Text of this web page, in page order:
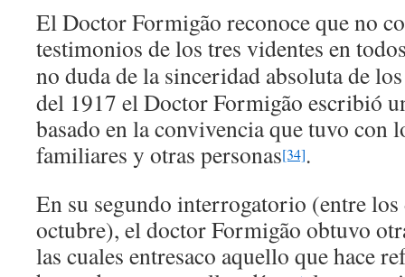
El Doctor Formigão reconoce que no
testimonios de los tres videntes en
no duda de la sinceridad absoluta de
del 1917 el Doctor Formigão escribió
basado en la convivencia que tuvo con
familiares y otras personas[34].
En su segundo interrogatorio (entre los
octubre), el doctor Formigão obtuvo
las cuales entresaco aquello que hace